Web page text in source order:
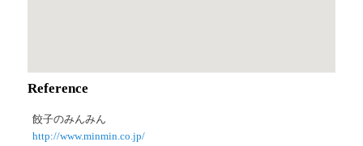
Reference
餃子のみんみん
http://www.minmin.co.jp/